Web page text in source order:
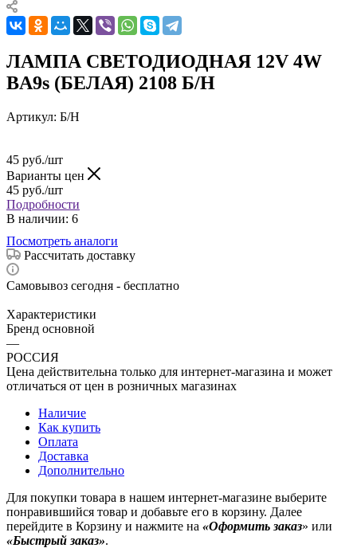
ЛАМПА СВЕТОДИОДНАЯ 12V 4W
BA9s (БЕЛАЯ) 2108 Б/Н
Артикул: Б/Н
45 руб./шт
Варианты цен
45 руб./шт
Подробности
В наличии: 6
Посмотреть аналоги
Рассчитать доставку
Самовывоз сегодня - бесплатно
Характеристики
Бренд основной
—
РОССИЯ
Цена действительна только для интернет-магазина и может
отличаться от цен в розничных магазинах
Наличие
Как купить
Оплата
Доставка
Дополнительно
Для покупки товара в нашем интернет-магазине выберите
понравившийся товар и добавьте его в корзину. Далее
перейдите в Корзину и нажмите на «Оформить заказ» или
«Быстрый заказ».